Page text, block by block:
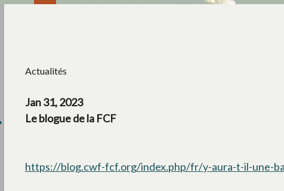
Actualités
Jan 31, 2023
Le blogue de la FCF
https://blog.cwf-fcf.org/index.php/fr/y-aura-t-il-une-